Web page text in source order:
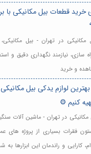
خرید قطعات بیل مکانیکی با
مکانیکی در تهران - بیل
سازی، نیازمند نگهداری دقیق و
و خرید
لوازم یدکی بیل
کنیم ⚙️
مکانیکی در تهران - ماشین آلات
فقرات بسیاری از پروژه های
کارایی و راندمان این ابزارها